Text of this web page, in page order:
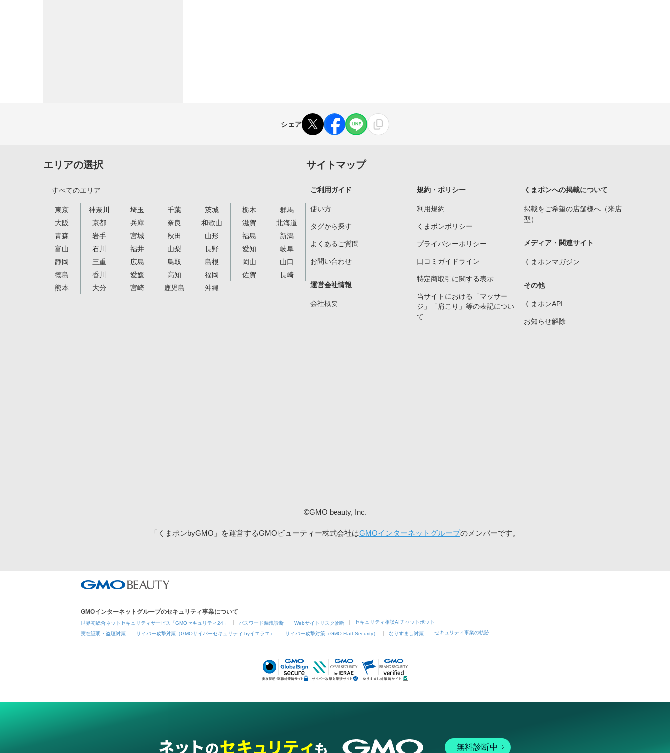
シェア
エリアの選択
すべてのエリア
東京 神奈川 埼玉 千葉 茨城 栃木
群馬
大阪
京都 兵庫 奈良 和歌山 滋賀
北海道
青森
岩手 宮城 秋田 山形 福島
新潟
富山
石川 福井 山梨 長野 愛知
岐阜
静岡
三重 広島 鳥取 島根 岡山
山口
徳島
香川 愛媛 高知 福岡 佐賀
長崎
熊本
大分 宮崎 鹿児島 沖縄
サイトマップ
ご利用ガイド
使い方
タグから探す
よくあるご質問
お問い合わせ
運営会社情報
会社概要
規約・ポリシー
利用規約
くまポンポリシー
プライバシーポリシー
口コミガイドライン
特定商取引に関する表示
当サイトにおける「マッサー
ジ」「肩こり」等の表記につい
て
くまポンへの掲載について
掲載をご希望の店舗様へ（来店
型）
メディア・関連サイト
くまポンマガジン
その他
くまポンAPI
お知らせ解除
©GMO beauty, Inc.
「くまポンbyGMO」を運営するGMOビューティー株式会社はGMOインターネットグループのメンバーです。
GMOインターネットグループのセキュリティ事業について
世界初総合ネットセキュリティサービス「GMOセキュリティ24」 パスワード漏洩診断 Webサイトリスク診断 セキュリティ相談AIチャットボット
実在証明・盗聴対策 サイバー攻撃対策（GMOサイバーセキュリティ byイエラエ） サイバー攻撃対策（GMO Flatt Security） なりすまし対策 セキュリティ事業の軌跡
無料診断中